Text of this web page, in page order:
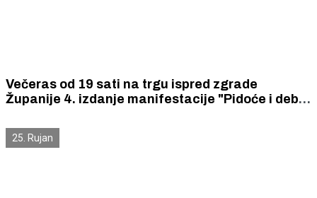
Večeras od 19 sati na trgu ispred zgrade
Županije 4. izdanje manifestacije "Pidoće i debit
25. Rujan